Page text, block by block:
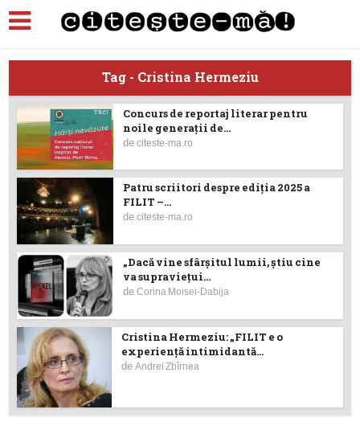
Tag - Cristina Hermeziu
Concurs de reportaj literar pentru
noile generații de...
deciteste-ma.ro
Patru scriitori despre ediţia 2025 a
FILIT –...
deciteste-ma.ro
„Dacă vine sfârșitul lumii, știu cine
va supraviețui...
deCorina Moisei-Dabija
Cristina Hermeziu: „FILIT e o
experiență intimidantă...
deAndrei Zbîrnea